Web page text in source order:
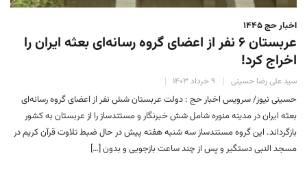
اخبار حج ۱۴۴۵
عربستان ۶ نفر از اعضای گروه رسانه‌ای بعثه ایران را
اخراج کرد!
سید علی رضا حسینی ۹ خرداد ۱۴۰۳
حسینی نیوز/ سرویس اخبار حج : دولت عربستان شش نفر از اعضای گروه رسانه‌ای
بعثه ایران در مدینه منوره شامل شش خبرنگار و مستندساز را از عربستان به کشور
بازگرداند. این گروه مستندساز سه شنبه هفته پیش در حال ضبط تلاوت قرآن کریم در
مسجد النبی دستگیر و پس از چند ساعت بازجویی و بدون […]